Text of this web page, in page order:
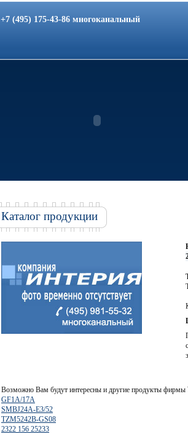
+7 (495) 175-43-86 многоканальный
Каталог продукции
Возможно Вам будут интересны и другие продукты фирмы
GF1A/17A
SMBJ24A-E3/52
TZM5242B-GS08
2322 156 25233